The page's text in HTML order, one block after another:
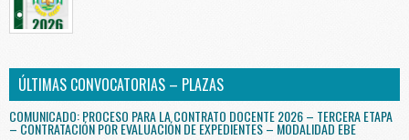
ÚLTIMAS CONVOCATORIAS – PLAZAS
COMUNICADO: PROCESO PARA LA CONTRATO DOCENTE 2026 – TERCERA ETAPA
– CONTRATACIÓN POR EVALUACIÓN DE EXPEDIENTES – MODALIDAD EBE